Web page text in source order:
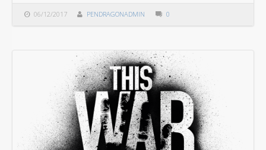
06/12/2017 PENDRAGONADMIN 0